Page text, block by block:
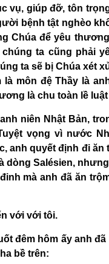
vụ, giúp đỡ, tôn
bệnh tật nghèo
Chúa để yêu
ta cũng phải
ta sẽ bị Chúa xét
môn đệ Thầy là
là chu toàn lề luật
niên Nhật Bản,
vọng vì nước
anh quyết định đi
dòng Salésien,
mà anh đã ăn
với với tôi.
đêm hôm ấy anh
bề trên: